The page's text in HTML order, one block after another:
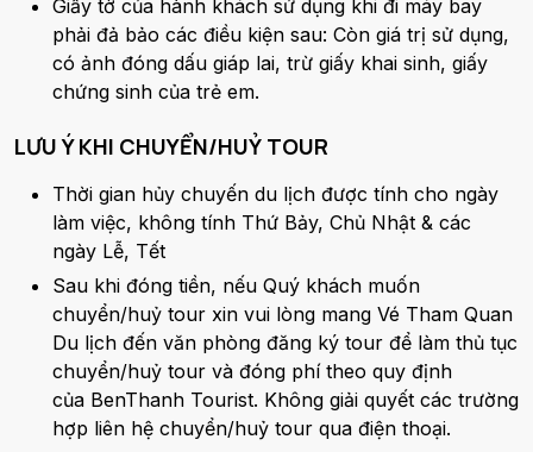
Giấy tờ của hành khách sử dụng khi đi máy bay
phải đả bảo các điều kiện sau: Còn giá trị sử dụng,
có ảnh đóng dấu giáp lai, trừ giấy khai sinh, giấy
chứng sinh của trẻ em.
LƯU Ý KHI CHUYỂN/HUỶ TOUR
Thời gian hủy chuyến du lịch được tính cho ngày
làm việc, không tính Thứ Bảy, Chủ Nhật & các
ngày Lễ, Tết
Sau khi đóng tiền, nếu Quý khách muốn
chuyển/huỷ tour xin vui lòng mang Vé Tham Quan
Du lịch đến văn phòng đăng ký tour để làm thủ tục
chuyển/huỷ tour và đóng phí theo quy định
của BenThanh Tourist. Không giải quyết các trường
hợp liên hệ chuyển/huỷ tour qua điện thoại.